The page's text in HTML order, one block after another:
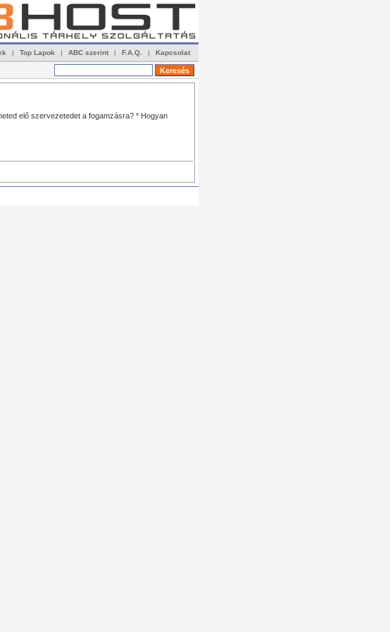
| Top Lapok | ABC szerint | F.A.Q. | Kapcsolat
elő szervezetedet a fogamzásra? * Hogyan